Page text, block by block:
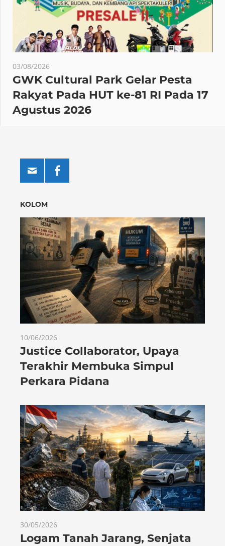
03/08/2026
GWK Cultural Park Gelar Pesta
Rakyat Pada HUT ke-81 RI Pada 17
Agustus 2026
KOLOM
10/06/2026
Justice Collaborator, Upaya
Terakhir Membuka Simpul
Perkara Pidana
30/05/2026
Logam Tanah Jarang, Senjata